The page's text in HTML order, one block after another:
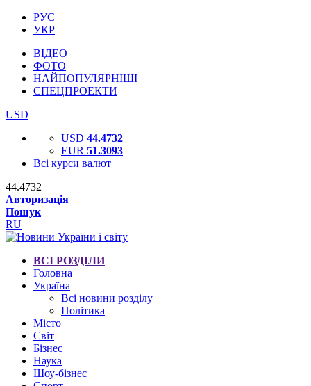
РУС
УКР
ВІДЕО
ФОТО
НАЙПОПУЛЯРНІШІ
СПЕЦПРОЕКТИ
USD
USD 44.4732
EUR 51.3093
Всі курси валют
44.4732
Авторизація
Пошук
RU
ВСІ РОЗДІЛИ
Головна
Україна
Всі новини розділу
Політика
Місто
Світ
Бізнес
Наука
Шоу-бізнес